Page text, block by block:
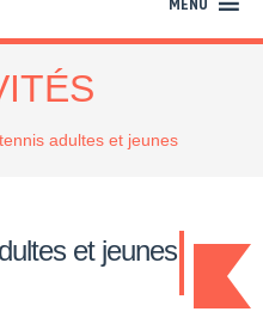
adultes et jeunes
et jeunes